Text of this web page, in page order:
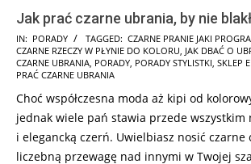
Jak prać czarne ubrania, by nie
2024-
10-
22
IN: PORADY TAGGED: CZARNE PRANIE JAKI
CZARNE RZECZY W PŁYNIE DO KOLORU, JAK DBAĆ O
CZARNE UBRANIA, PORADY, PORADY STYLISTKI, SKLEP
PRAĆ CZARNE UBRANIA
Choć współczesna moda aż kipi od
jednak wiele pań stawia przede wszystkim
i elegancką czerń. Uwielbiasz nosić
liczebną przewagę nad innymi w Twojej